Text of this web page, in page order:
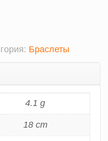
Браслеты
4.1 g
18 cm